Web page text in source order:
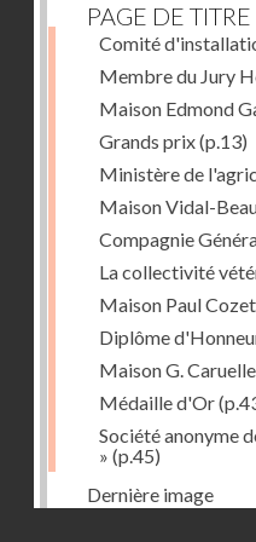
PAGE DE TITRE
Comité
Membre du Jury
Maison Edmond
Grands prix(p.13)
Ministère de
Maison Vidal-
Compagnie
La collectivité
Maison Paul
Diplôme
Maison G. Caruelle
Médaille d'Or
Société anonyme
» (p.45)
Dernière image